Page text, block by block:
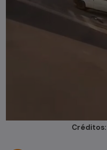
Créditos: